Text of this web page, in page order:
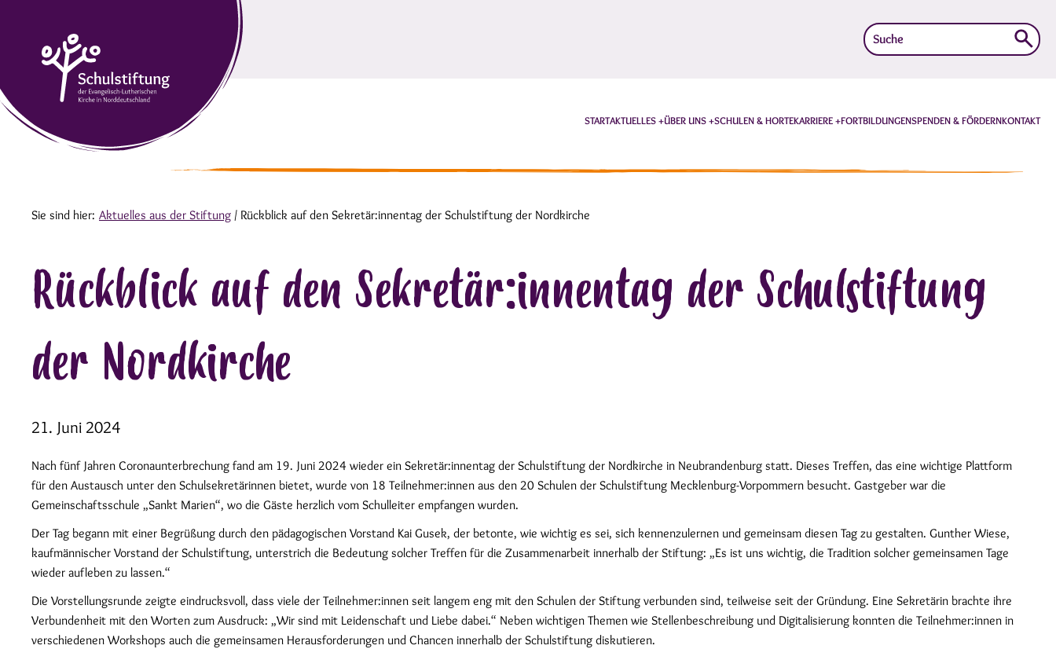
Suche
nach:
STARTAKTUELLES ÜBER UNS SCHULEN & HORTEKARRIERE FORTBILDUNGENSPENDEN & FÖRDERNKONTAKT
Sie sind hier: Aktuelles aus der Stiftung / Rückblick auf den Sekretär:innentag der Schulstiftung der Nordkirche
Rückblick auf den Sekretär:innentag der Schulstiftung
der Nordkirche
21. Juni 2024
Nach fünf Jahren Coronaunterbrechung fand am 19. Juni 2024 wieder ein Sekretär:innentag der Schulstiftung der Nordkirche in Neubrandenburg statt. Dieses Treffen, das eine wichtige Plattform
für den Austausch unter den Schulsekretärinnen bietet, wurde von 18 Teilnehmer:innen aus den 20 Schulen der Schulstiftung Mecklenburg-Vorpommern besucht. Gastgeber war die
Gemeinschaftsschule „Sankt Marien“, wo die Gäste herzlich vom Schulleiter empfangen wurden.
Der Tag begann mit einer Begrüßung durch den pädagogischen Vorstand Kai Gusek, der betonte, wie wichtig es sei, sich kennenzulernen und gemeinsam diesen Tag zu gestalten. Gunther Wiese,
kaufmännischer Vorstand der Schulstiftung, unterstrich die Bedeutung solcher Treffen für die Zusammenarbeit innerhalb der Stiftung: „Es ist uns wichtig, die Tradition solcher gemeinsamen Tage
wieder aufleben zu lassen.“
Die Vorstellungsrunde zeigte eindrucksvoll, dass viele der Teilnehmer:innen seit langem eng mit den Schulen der Stiftung verbunden sind, teilweise seit der Gründung. Eine Sekretärin brachte ihre
Verbundenheit mit den Worten zum Ausdruck: „Wir sind mit Leidenschaft und Liebe dabei.“ Neben wichtigen Themen wie Stellenbeschreibung und Digitalisierung konnten die Teilnehmer:innen in
verschiedenen Workshops auch die gemeinsamen Herausforderungen und Chancen innerhalb der Schulstiftung diskutieren.